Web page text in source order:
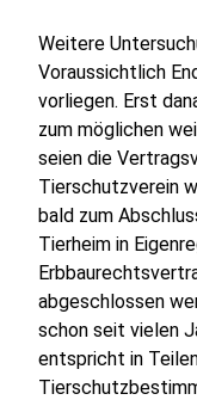
Weitere
Voraussichtlich
vorliegen. Erst
zum möglichen
seien die
Tierschutzverein
bald zum
Tierheim in
abgeschlossen
schon seit vielen
entspricht in